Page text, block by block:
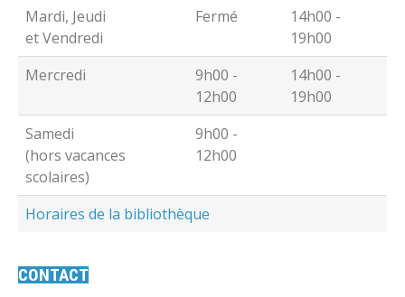
Mardi, Jeudi
et Vendredi
Fermé
14h00 -
19h00
Mercredi
9h00 -
12h00
14h00 -
19h00
Samedi
(hors vacances
scolaires)
9h00 -
12h00
Horaires de la bibliothèque
CONTACT